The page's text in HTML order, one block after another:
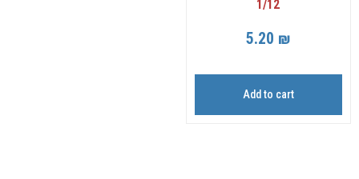
1/12
5.20 ₪
Add to cart